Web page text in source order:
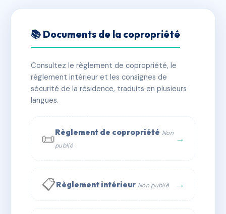
SDC 21 rue Barbet de Jouy
✓ Immatriculée 🏠 47 lots 🏗 2 bâtiment(s)
📞 Contacter Syndic Digital
📚 Documents de la copropriété
Consultez le règlement de copropriété, le
règlement intérieur et les consignes de
sécurité de la résidence, traduits en plusieurs
langues.
📜Règlement de copropriété Non
publié
→
📋Règlement intérieur Non publié →